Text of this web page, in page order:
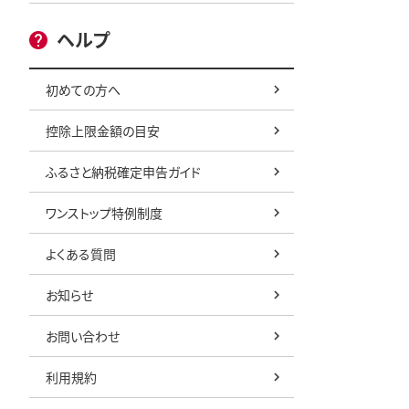
ヘルプ
初めての方へ
控除上限金額の目安
ふるさと納税確定申告ガイド
ワンストップ特例制度
よくある質問
お知らせ
お問い合わせ
利用規約